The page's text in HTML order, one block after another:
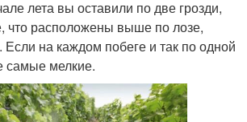
лета вы оставили по две грозди,
что расположены выше по лозе,
Если на каждом побеге и так по одной
самые мелкие.